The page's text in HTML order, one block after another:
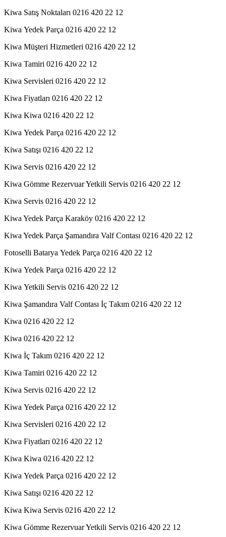
Kiwa Satış Noktaları 0216 420 22 12
Kiwa Yedek Parça 0216 420 22 12
Kiwa Müşteri Hizmetleri 0216 420 22 12
Kiwa Tamiri 0216 420 22 12
Kiwa Servisleri 0216 420 22 12
Kiwa Fiyatları 0216 420 22 12
Kiwa Kiwa 0216 420 22 12
Kiwa Yedek Parça 0216 420 22 12
Kiwa Satışı 0216 420 22 12
Kiwa Servis 0216 420 22 12
Kiwa Gömme Rezervuar Yetkili Servis 0216 420 22 12
Kiwa Servis 0216 420 22 12
Kiwa Yedek Parça Karaköy 0216 420 22 12
Kiwa Yedek Parça Şamandıra Valf Contası 0216 420 22 12
Fotoselli Batarya Yedek Parça 0216 420 22 12
Kiwa Yedek Parça 0216 420 22 12
Kiwa Yetkili Servis 0216 420 22 12
Kiwa Şamandıra Valf Contası İç Takım 0216 420 22 12
Kiwa 0216 420 22 12
Kiwa 0216 420 22 12
Kiwa İç Takım 0216 420 22 12
Kiwa Tamiri 0216 420 22 12
Kiwa Servis 0216 420 22 12
Kiwa Yedek Parça 0216 420 22 12
Kiwa Servisleri 0216 420 22 12
Kiwa Fiyatları 0216 420 22 12
Kiwa Kiwa 0216 420 22 12
Kiwa Yedek Parça 0216 420 22 12
Kiwa Satışı 0216 420 22 12
Kiwa Kiwa Servis 0216 420 22 12
Kiwa Gömme Rezervuar Yetkili Servis 0216 420 22 12